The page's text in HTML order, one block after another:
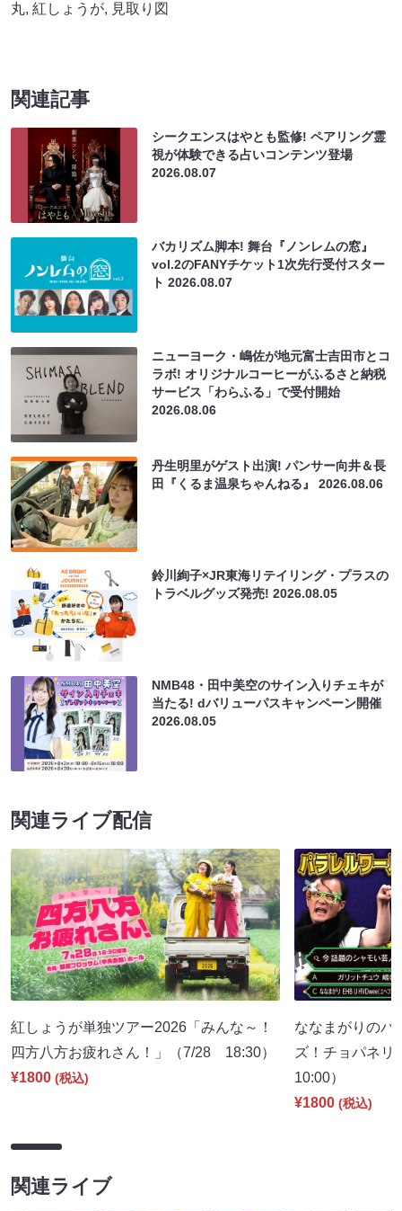
丸, 紅しょうが, 見取り図
関連記事
シークエンスはやとも監修! ペアリング霊
視が体験できる占いコンテンツ登場
2026.08.07
バカリズム脚本! 舞台『ノンレムの窓』
vol.2のFANYチケット1次先行受付スター
ト2026.08.07
ニューヨーク・嶋佐が地元富士吉田市とコ
ラボ! オリジナルコーヒーがふるさと納税
サービス「わらふる」で受付開始
2026.08.06
丹生明里がゲスト出演! パンサー向井＆長
田『くるま温泉ちゃんねる』2026.08.06
鈴川絢子×JR東海リテイリング・プラスの
トラベルグッズ発売!2026.08.05
NMB48・田中美空のサイン入りチェキが
当たる! dバリューパスキャンペーン開催
2026.08.05
関連ライブ配信
紅しょうが単独ツアー2026「みんな～！
四方八方お疲れさん！」（7/28 18:30）
¥1800 (税込)
ななまがりのパ
ズ！チョパネ
10:00）
¥1800 (税込)
関連ライブ